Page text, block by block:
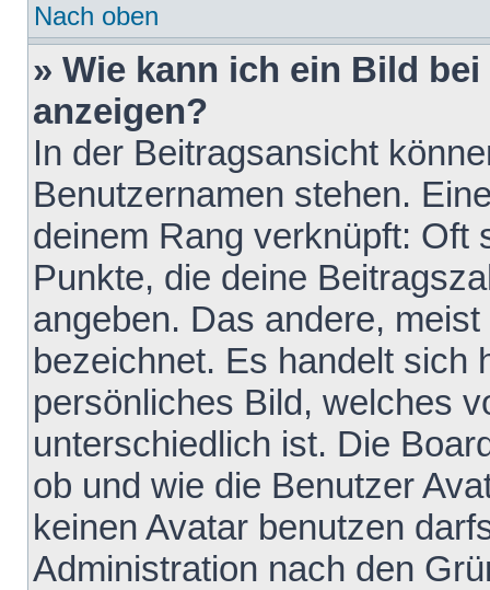
Nach oben
» Wie kann ich ein Bild
anzeigen?
In der Beitragsansicht
Benutzernamen stehen.
deinem Rang verknüpft: Oft
Punkte, die deine
angeben. Das andere,
bezeichnet. Es handelt sich
persönliches Bild, welches
unterschiedlich ist. Die
ob und wie die Benutzer
keinen Avatar benutzen
Administration nach den